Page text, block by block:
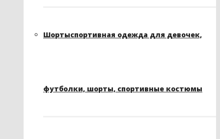
Шортыспортивная одежда для девочек,
футболки, шорты, спортивные костюмы